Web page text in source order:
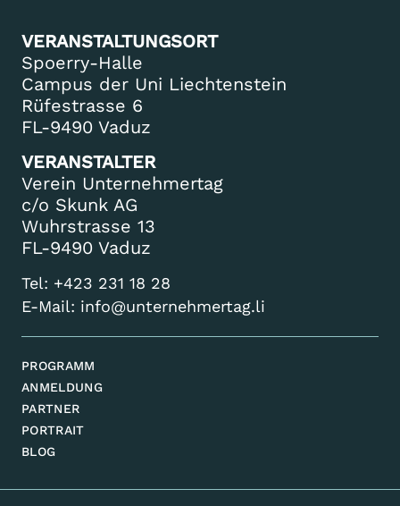
VERANSTALTUNGSORT
Spoerry-Halle
Campus der Uni Liechtenstein
Rüfestrasse 6
FL-9490 Vaduz
VERANSTALTER
Verein Unternehmertag
c/o Skunk AG
Wuhrstrasse 13
FL-9490 Vaduz
Tel: +423 231 18 28
E-Mail: info@unternehmertag.li
PROGRAMM
ANMELDUNG
PARTNER
PORTRAIT
BLOG